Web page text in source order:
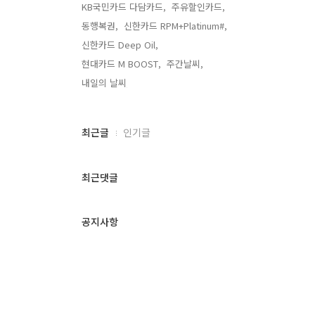
KB국민카드 다담카드, 주유할인카드,
동행복권, 신한카드 RPM+Platinum#,
신한카드 Deep Oil,
현대카드 M BOOST, 주간날씨,
내일의 날씨,
최
과
글
최근글 인기글
최근댓글
공지사항